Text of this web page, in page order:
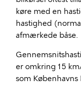
køre med en
hastighed
afmærkede båse.
er omkring 15
som